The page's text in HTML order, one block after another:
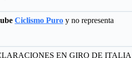
Ciclismo Puro y no representa
EN GIRO DE ITALIA